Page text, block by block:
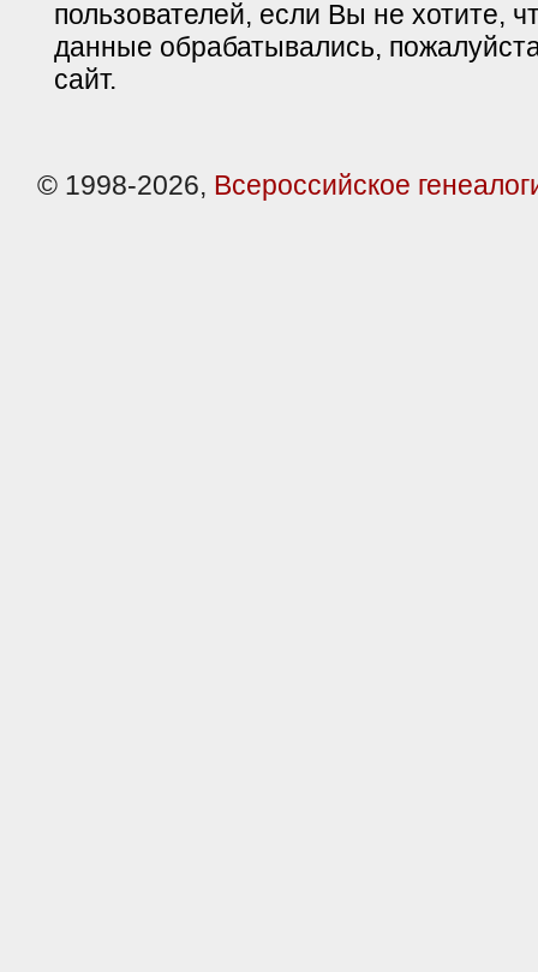
пользователей, если Вы не хотите,
данные обрабатывались,
сайт.
© 1998-2026, Всероссийское